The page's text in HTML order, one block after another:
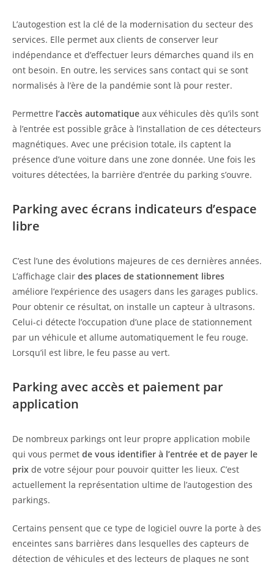
L’autogestion est la clé de la modernisation du secteur des
services. Elle permet aux clients de conserver leur
indépendance et d’effectuer leurs démarches quand ils en
ont besoin. En outre, les services sans contact qui se sont
normalisés à l’ère de la pandémie sont là pour rester.
Permettre l’accès automatique aux véhicules dès qu’ils sont
à l’entrée est possible grâce à l’installation de ces détecteurs
magnétiques. Avec une précision totale, ils captent la
présence d’une voiture dans une zone donnée. Une fois les
voitures détectées, la barrière d’entrée du parking s’ouvre.
Parking avec écrans indicateurs d’espace
libre
C’est l’une des évolutions majeures de ces dernières années.
L’affichage clair des places de stationnement libres
améliore l’expérience des usagers dans les garages publics.
Pour obtenir ce résultat, on installe un capteur à ultrasons.
Celui-ci détecte l’occupation d’une place de stationnement
par un véhicule et allume automatiquement le feu rouge.
Lorsqu’il est libre, le feu passe au vert.
Parking avec accès et paiement par
application
De nombreux parkings ont leur propre application mobile
qui vous permet de vous identifier à l’entrée et de payer le
prix de votre séjour pour pouvoir quitter les lieux. C’est
actuellement la représentation ultime de l’autogestion des
parkings.
Certains pensent que ce type de logiciel ouvre la porte à des
enceintes sans barrières dans lesquelles des capteurs de
détection de véhicules et des lecteurs de plaques ne sont